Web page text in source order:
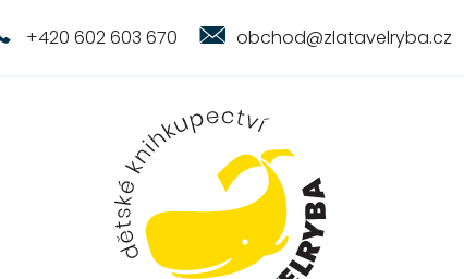
+420 602 603 670 obchod@zlatavelryba.cz